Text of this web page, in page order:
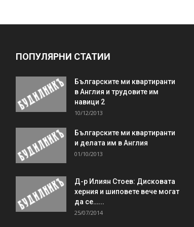
ПОПУЛЯРНИ СТАТИИ
Българските ми квартиранти
в Англия и трудовите им
навици 2
10/12/2013
Българските ми квартиранти
и делата им в Англия
01/10/2013
Д-р Илиян Стоев: Дисковата
херния и шиповете вече могат
да се…...
25/07/2014